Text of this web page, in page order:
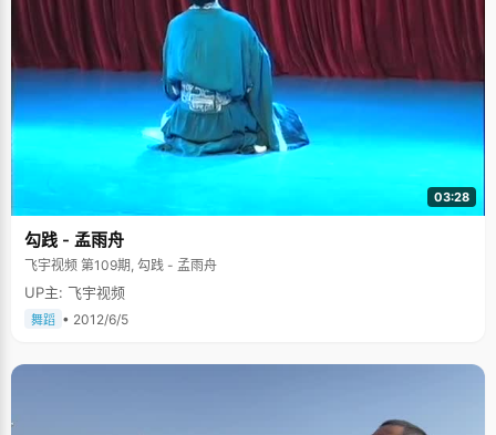
03:28
勾践 - 孟雨舟
飞宇视频 第109期, 勾践 - 孟雨舟
UP主: 飞宇视频
舞蹈 • 2012/6/5